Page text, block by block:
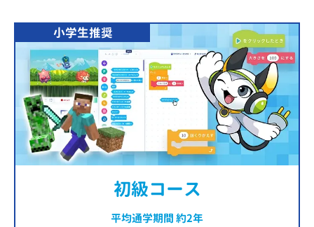
小学生推奨
初級コース
平均通学期間 約2年